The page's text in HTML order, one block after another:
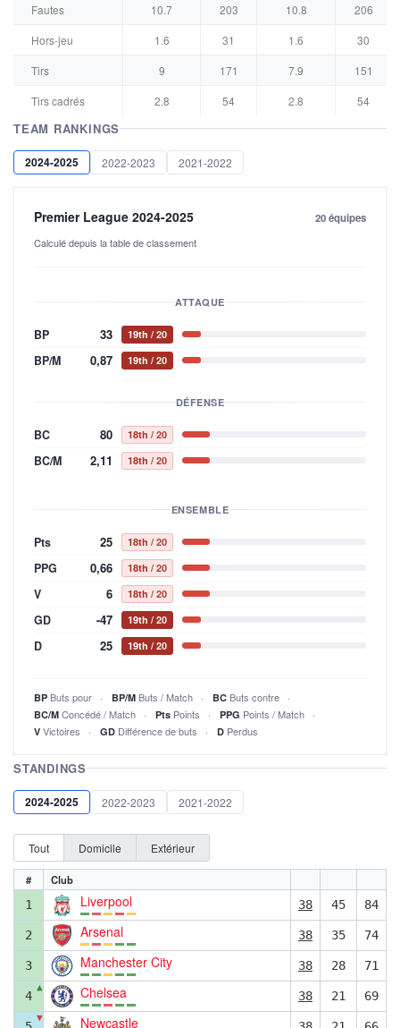
Fautes
10.7 203 10.8
206
Hors-jeu
1.6 31 1.6
30
Tirs
9 171 7.9
151
Tirs cadrés
2.8 54 2.8 54
TEAM RANKINGS
2024-2025 2022-2023 2021-2022
Premier League 2024-2025
Calculé depuis la table de classement
20 équipes
ATTAQUE
BP 33 19th / 20
BP/M 0,87 19th / 20
DÉFENSE
BC 80 18th / 20
BC/M 2,11 18th / 20
ENSEMBLE
Pts 25 18th / 20
PPG 0,66 18th / 20
V 6 18th / 20
GD -47 19th / 20
D 25 19th / 20
BP Buts pour BP/M Buts / Match BC Buts contre
BC/M Concédé / Match Pts Points PPG Points / Match
V Victoires GD Différence de buts D Perdus
STANDINGS
2024-2025 2022-2023 2021-2022
Tout Domicile Extérieur
#
Club
1
Liverpool 38 45 84
2 Arsenal 38 35 74
3 Manchester City 38 28 71
4
▲ Chelsea 38 21 69
▼ Newcastle